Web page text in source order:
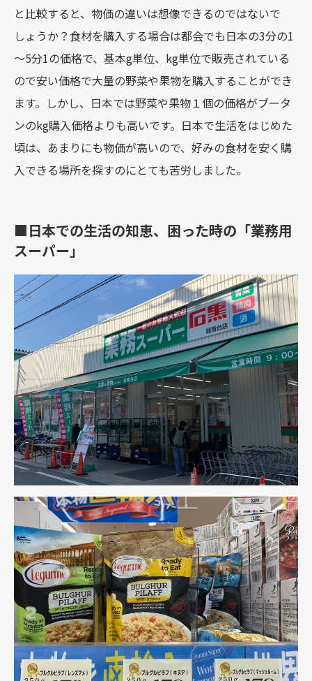
と比較すると、物価の違いは想像できるのではないで
しょうか？食材を購入する場合は都会でも日本の3分の1
～5分1の価格で、基本g単位、kg単位で販売されている
ので安い価格で大量の野菜や果物を購入することができ
ます。しかし、日本では野菜や果物１個の価格がブータ
ンのkg購入価格よりも高いです。日本で生活をはじめた
頃は、あまりにも物価が高いので、好みの食材を安く購
入できる場所を探すのにとても苦労しました。
■日本での生活の知恵、困った時の「業務用
スーパー」